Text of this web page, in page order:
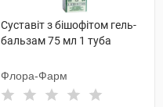
Суставіт з бішофітом гель-
бальзам 75 мл 1 туба
Флора-Фарм